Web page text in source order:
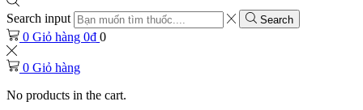
Search input Search
0 Giỏ hàng 0₫ 0
0 Giỏ hàng
No products in the cart.